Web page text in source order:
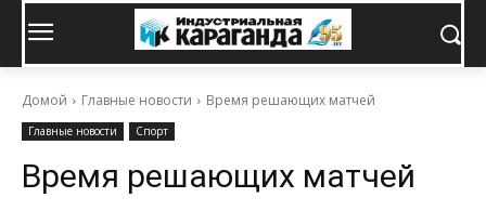
Домой Главные новости Время решающих матчей
Главные новости Спорт
Время решающих матчей